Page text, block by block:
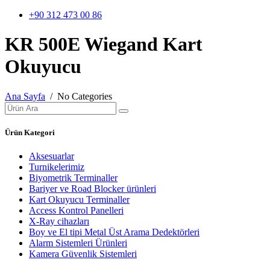
+90 312 473 00 86
KR 500E Wiegand Kart
Okuyucu
Ana Sayfa / No Categories
Ürün Kategori
Aksesuarlar
Turnikelerimiz
Biyometrik Terminaller
Bariyer ve Road Blocker ürünleri
Kart Okuyucu Terminaller
Access Kontrol Panelleri
X-Ray cihazları
Boy ve El tipi Metal Üst Arama Dedektörleri
Alarm Sistemleri Ürünleri
Kamera Güvenlik Sistemleri